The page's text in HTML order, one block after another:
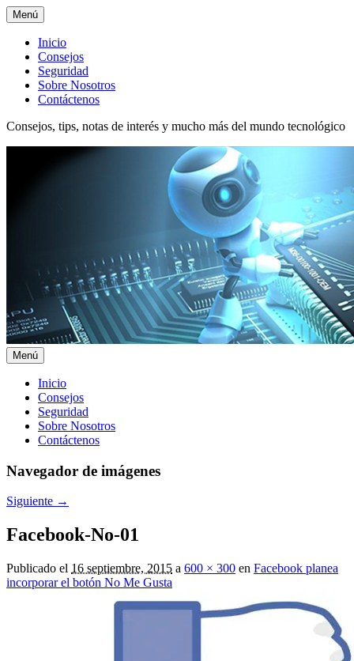
Menú
Menú
superior
Inicio
Consejos
Seguridad
Sobre Nosotros
Contáctenos
Consejos, tips, notas de interés y mucho más del mundo tecnológico
Menú
Menú
principal
Inicio
Consejos
Seguridad
Sobre Nosotros
Contáctenos
Navegador de imágenes
Siguiente →
Facebook-No-01
Publicado el 16 septiembre, 2015 a 600 × 300 en Facebook planea
incorporar el botón No Me Gusta